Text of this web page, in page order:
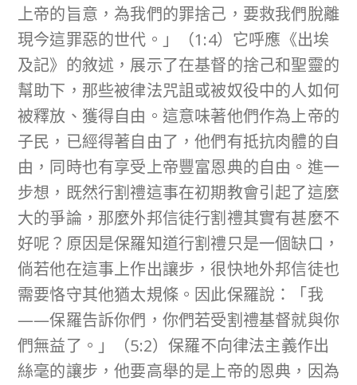
上帝的旨意，為我們的罪捨己，要救我們脫離
現今這罪惡的世代。」（1:4）它呼應《出埃
及記》的敘述，展示了在基督的捨己和聖靈的
幫助下，那些被律法咒詛或被奴役中的人如何
被釋放、獲得自由。這意味著他們作為上帝的
子民，已經得著自由了，他們有抵抗肉體的自
由，同時也有享受上帝豐富恩典的自由。進一
步想，既然行割禮這事在初期教會引起了這麼
大的爭論，那麼外邦信徒行割禮其實有甚麼不
好呢？原因是保羅知道行割禮只是一個缺口，
倘若他在這事上作出讓步，很快地外邦信徒也
需要恪守其他猶太規條。因此保羅說：「我
——保羅告訴你們，你們若受割禮基督就與你
們無益了。」（5:2）保羅不向律法主義作出
絲毫的讓步，他要高舉的是上帝的恩典，因為